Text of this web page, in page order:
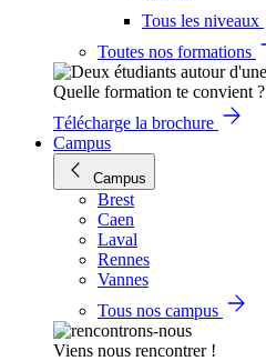
Tous les niveaux
Toutes nos formations
Quelle formation te convient ?
Télécharge la brochure
Campus
Campus
Brest
Caen
Laval
Rennes
Vannes
Tous nos campus
Viens nous rencontrer !